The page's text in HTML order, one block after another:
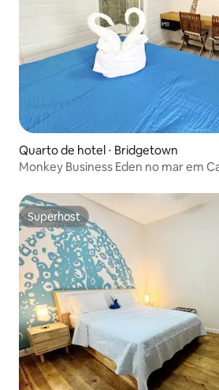
Quarto de hotel ⋅ Bridgetown
Monkey Business Eden no mar em
Superhost
Superhost